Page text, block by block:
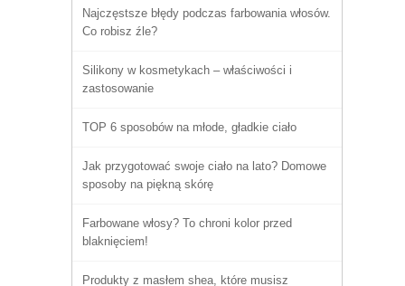
Najczęstsze błędy podczas farbowania włosów.
Co robisz źle?
Silikony w kosmetykach – właściwości i
zastosowanie
TOP 6 sposobów na młode, gładkie ciało
Jak przygotować swoje ciało na lato? Domowe
sposoby na piękną skórę
Farbowane włosy? To chroni kolor przed
blaknięciem!
Produkty z masłem shea, które musisz